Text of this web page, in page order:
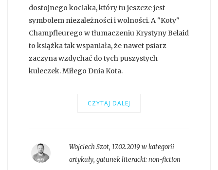
dostojnego kociaka, który tu jeszcze jest
symbolem niezależności i wolności. A "Koty"
Champfleurego w tłumaczeniu Krystyny Belaid
to książka tak wspaniała, że nawet psiarz
zaczyna wzdychać do tych puszystych
kuleczek. Miłego Dnia Kota.
CZYTAJ DALEJ
Wojciech Szot, 17.02.2019 w kategorii
artykuły, gatunek literacki:non-fiction